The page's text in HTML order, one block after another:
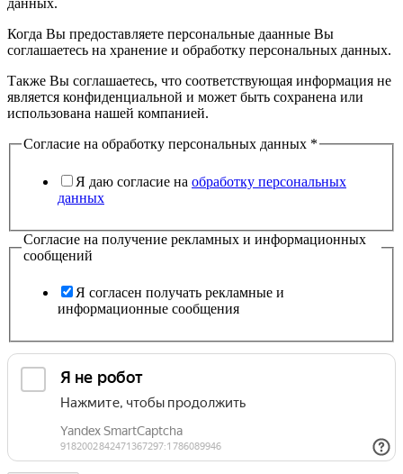
данных.
Когда Вы предоставляете персональные даанные Вы
соглашаетесь на хранение и обработку персональных данных.
Также Вы соглашаетесь, что соответствующая информация не
является конфиденциальной и может быть сохранена или
использована нашей компанией.
Согласие на обработку персональных данных *
Я даю согласие на обработку персональных
данных
Согласие на получение рекламных и информационных
сообщений
Я согласен получать рекламные и
информационные сообщения